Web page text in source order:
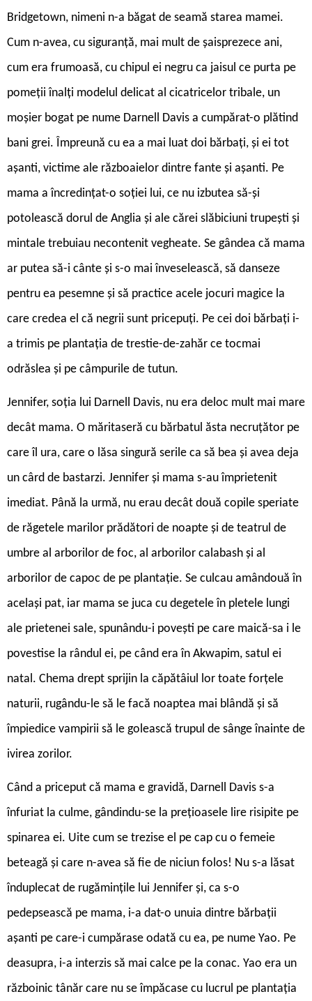
Bridgetown, nimeni n-a băgat de seamă starea mamei.
Cum n-avea, cu siguranţă, mai mult de şaisprezece ani,
cum era frumoasă, cu chipul ei negru ca jaisul ce purta pe
pomeţii înalţi modelul delicat al cicatricelor tribale, un
moşier bogat pe nume Darnell Davis a cumpărat-o plătind
bani grei. Împreună cu ea a mai luat doi bărbaţi, şi ei tot
aşanti, victime ale războaielor dintre fante şi aşanti. Pe
mama a încredinţat-o soţiei lui, ce nu izbutea să-şi
potolească dorul de Anglia şi ale cărei slăbiciuni trupeşti şi
mintale trebuiau necontenit vegheate. Se gândea că mama
ar putea să-i cânte şi s-o mai înveselească, să danseze
pentru ea pesemne şi să practice acele jocuri magice la
care credea el că negrii sunt pricepuţi. Pe cei doi bărbaţi i-
a trimis pe plantaţia de trestie-de-zahăr ce tocmai
odrăslea şi pe câmpurile de tutun.
Jennifer, soţia lui Darnell Davis, nu era deloc mult mai mare
decât mama. O măritaseră cu bărbatul ăsta necruţător pe
care îl ura, care o lăsa singură serile ca să bea şi avea deja
un cârd de bastarzi. Jennifer şi mama s-au împrietenit
imediat. Până la urmă, nu erau decât două copile speriate
de răgetele marilor prădători de noapte şi de teatrul de
umbre al arborilor de foc, al arborilor calabash şi al
arborilor de capoc de pe plantaţie. Se culcau amândouă în
acelaşi pat, iar mama se juca cu degetele în pletele lungi
ale prietenei sale, spunându-i poveşti pe care maică-sa i le
povestise la rândul ei, pe când era în Akwapim, satul ei
natal. Chema drept sprijin la căpătâiul lor toate forţele
naturii, rugându-le să le facă noaptea mai blândă şi să
împiedice vampirii să le golească trupul de sânge înainte de
ivirea zorilor.
Când a priceput că mama e gravidă, Darnell Davis s-a
înfuriat la culme, gândindu-se la preţioasele lire risipite pe
spinarea ei. Uite cum se trezise el pe cap cu o femeie
beteagă şi care n-avea să fie de niciun folos! Nu s-a lăsat
înduplecat de rugăminţile lui Jennifer şi, ca s-o
pedepsească pe mama, i-a dat-o unuia dintre bărbaţii
aşanti pe care-i cumpărase odată cu ea, pe nume Yao. Pe
deasupra, i-a interzis să mai calce pe la conac. Yao era un
războinic tânăr care nu se împăcase cu lucrul pe plantaţia